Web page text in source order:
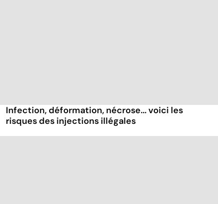
Infection, déformation, nécrose... voici les
risques des injections illégales